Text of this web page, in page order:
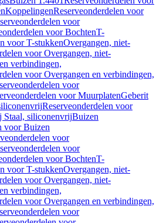
KoppelingenReserveonderdelen voor
voor
voor BochtenT-
voor T-stukkenOvergangen, niet-
voor Overgangen, niet-
verbindingen,
voor Overgangen en verbindingen,
voor
voor MuurplatenGeberit
Reserveonderdelen voor
Staal, siliconenvrijBuizen
voor Buizen
voor
voor
voor BochtenT-
voor T-stukkenOvergangen, niet-
voor Overgangen, niet-
verbindingen,
voor Overgangen en verbindingen,
voor